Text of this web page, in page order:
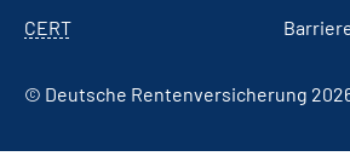
CERT
© Deutsche Rentenversicherung